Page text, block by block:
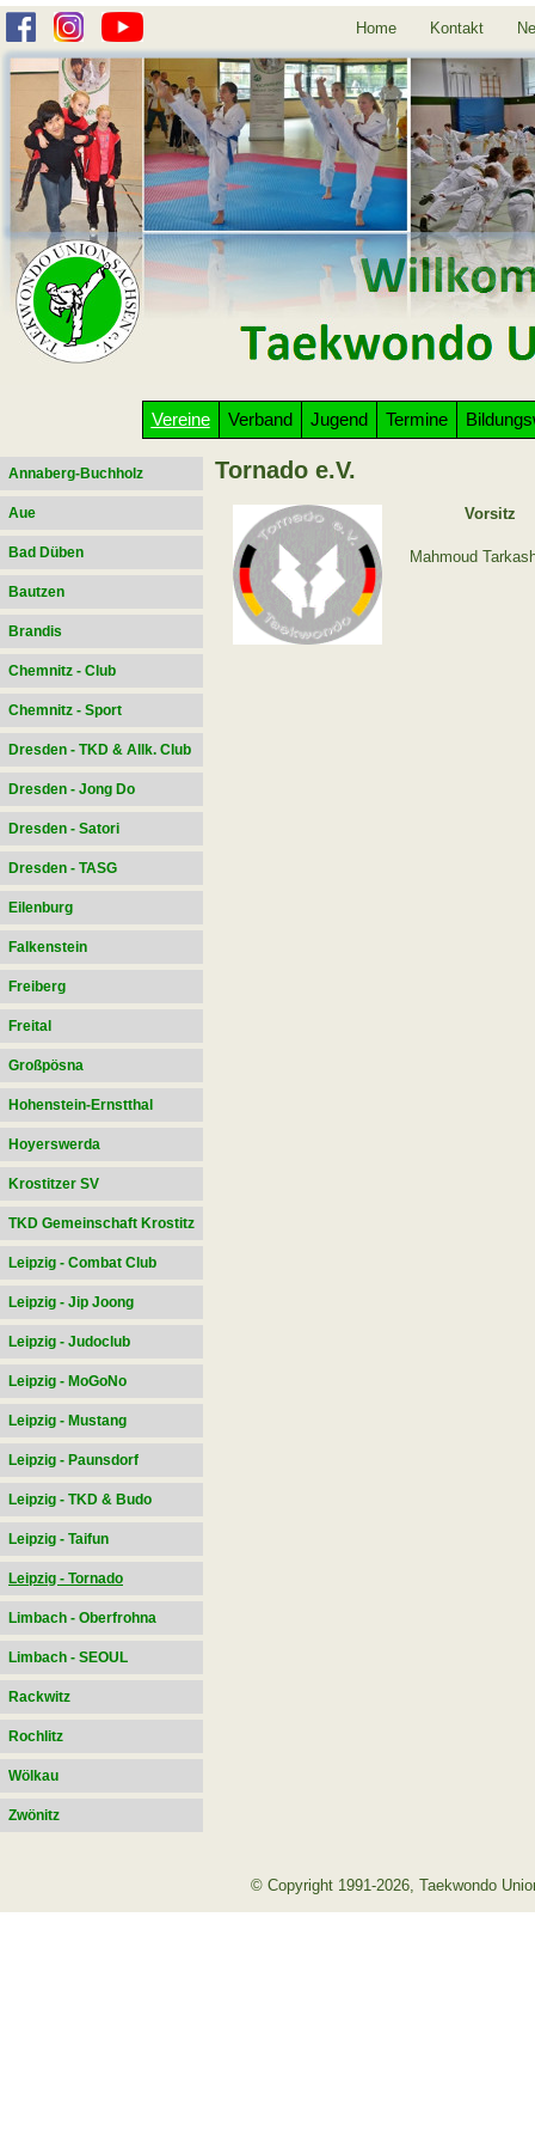
Home Kontakt
Vereine Verband Jugend Termine
Annaberg-Buchholz
Aue
Bad Düben
Bautzen
Brandis
Chemnitz - Club
Chemnitz - Sport
Dresden - TKD & Allk. Club
Dresden - Jong Do
Dresden - Satori
Dresden - TASG
Eilenburg
Falkenstein
Freiberg
Freital
Großpösna
Hohenstein-Ernstthal
Hoyerswerda
Krostitzer SV
TKD Gemeinschaft Krostitz
Leipzig - Combat Club
Leipzig - Jip Joong
Leipzig - Judoclub
Leipzig - MoGoNo
Leipzig - Mustang
Leipzig - Paunsdorf
Leipzig - TKD & Budo
Leipzig - Taifun
Leipzig - Tornado
Limbach - Oberfrohna
Limbach - SEOUL
Rackwitz
Rochlitz
Wölkau
Zwönitz
Tornado e.V.
Vorsitz
Mahmoud
© Copyright 1991-2026, Taekwondo